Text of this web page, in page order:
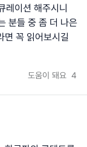
레이션 해주시니
분들 중 좀 더 나은
면 꼭 읽어보시길
도움이 돼요 4